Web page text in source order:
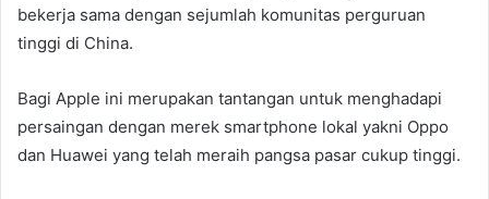
bekerja sama dengan sejumlah komunitas perguruan
tinggi di China.
Bagi Apple ini merupakan tantangan untuk menghadapi
persaingan dengan merek smartphone lokal yakni Oppo
dan Huawei yang telah meraih pangsa pasar cukup tinggi.